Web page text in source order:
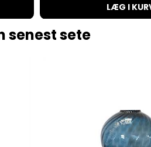
LÆG I
senest sete